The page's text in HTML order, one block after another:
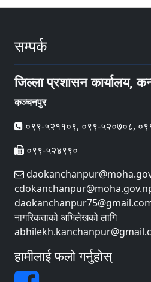
सम्पर्क
जिल्ला प्रशासन कार्यालय,
कञ्चनपुर
०९९-५२११०९, ०९९-५२०७०८,
०९९-५२४९९०
नागरिकताको अभिलेखको लागि
हामीलाई फलो गर्नुहोस्